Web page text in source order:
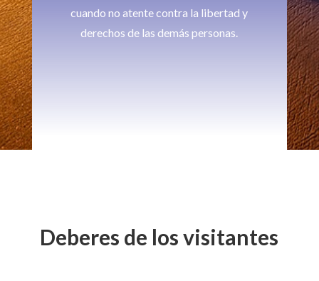
cuando no atente contra la libertad y
derechos de las demás personas.
Deberes de los visitantes